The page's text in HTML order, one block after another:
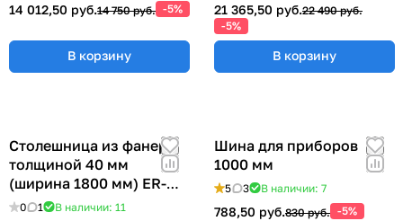
14 012,50 руб.14 750 руб. -5%
В корзину
21 365,50 руб.22 490 руб.
-5%
В корзину
Столешница из фанеры
толщиной 40 мм
(ширина 1800 мм) ER-
00018990
0 1 В наличии: 11
Шина для приборов
1000 мм
5 3 В наличии: 7
788,50 руб.830 руб. -5%